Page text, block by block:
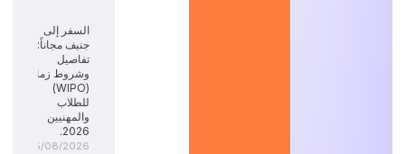
السفر إلى
جنيف مجاناً:
تفاصيل
وشروط زمالة
(WIPO)
للطلاب
والمهنيين
2026.
05/08/2026